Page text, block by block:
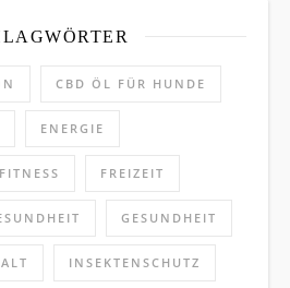
CBD ÖL FÜR HUNDE
ENERGIE
FITNESS FREIZEIT
GESUNDHEIT
INSEKTENSCHUTZ